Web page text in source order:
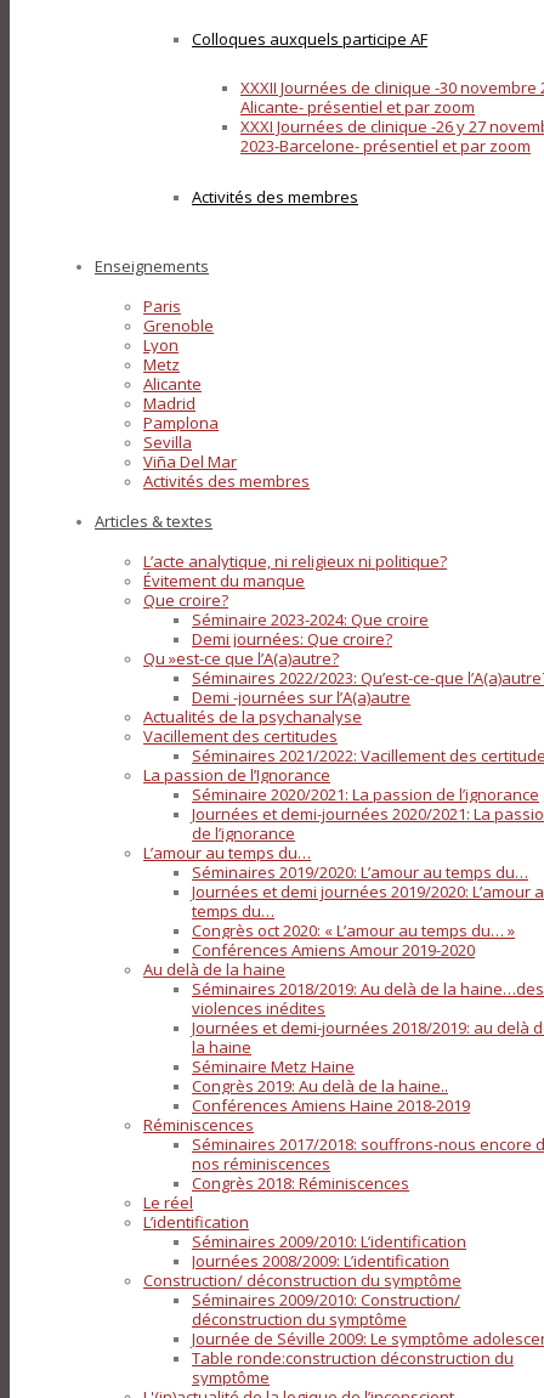
Colloques auxquels participe AF
XXXII Journées de clinique -30 novembre
Alicante- présentiel et par zoom
XXXI Journées de clinique -26 y 27
2023-Barcelone- présentiel et par zoom
Activités des membres
Enseignements
Paris
Grenoble
Lyon
Metz
Alicante
Madrid
Pamplona
Sevilla
Viña Del Mar
Activités des membres
Articles & textes
L’acte analytique, ni religieux ni politique?
Évitement du manque
Que croire?
Séminaire 2023-2024: Que croire
Demi journées: Que croire?
Qu »est-ce que l’A(a)autre?
Séminaires 2022/2023: Qu’est-ce-que
Demi -journées sur l’A(a)autre
Actualités de la psychanalyse
Vacillement des certitudes
Séminaires 2021/2022: Vacillement des
La passion de l’Ignorance
Séminaire 2020/2021: La passion de l’ignorance
Journées et demi-journées 2020/2021: La
de l’ignorance
L’amour au temps du…
Séminaires 2019/2020: L’amour au temps du…
Journées et demi journées 2019/2020: L’amour
temps du…
Congrès oct 2020: « L’amour au temps du… »
Conférences Amiens Amour 2019-2020
Au delà de la haine
Séminaires 2018/2019: Au delà de la haine…des
violences inédites
Journées et demi-journées 2018/2019: au delà
la haine
Séminaire Metz Haine
Congrès 2019: Au delà de la haine..
Conférences Amiens Haine 2018-2019
Réminiscences
Séminaires 2017/2018: souffrons-nous encore
nos réminiscences
Congrès 2018: Réminiscences
Le réel
L’identification
Séminaires 2009/2010: L’identification
Journées 2008/2009: L’identification
Construction/ déconstruction du symptôme
Séminaires 2009/2010: Construction/
déconstruction du symptôme
Journée de Séville 2009: Le symptôme
Table ronde:construction déconstruction du
symptôme